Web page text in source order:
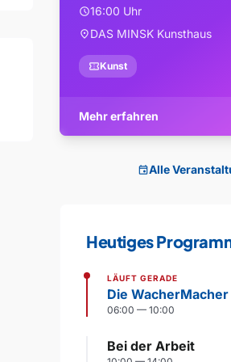
schedule16:00 Uhr
location_onDAS MINSK Kunsthaus
confirmation_numberKunst
Mehr erfahren
eventAlle
Heutiges
LÄUFT GERADE
Die WacherMacher
06:00 — 10:00
Bei der Arbeit